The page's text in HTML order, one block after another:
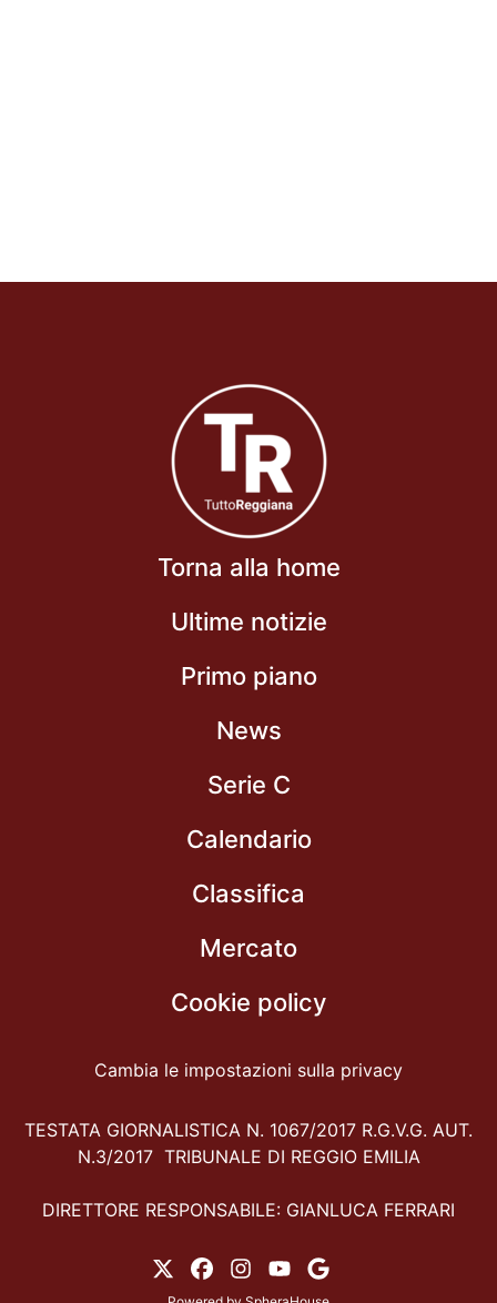
Torna alla home
Ultime notizie
Primo piano
News
Serie C
Calendario
Classifica
Mercato
Cookie policy
Cambia le impostazioni sulla privacy
TESTATA GIORNALISTICA N. 1067/2017 R.G.V.G. AUT.
N.3/2017 TRIBUNALE DI REGGIO EMILIA
DIRETTORE RESPONSABILE: GIANLUCA FERRARI